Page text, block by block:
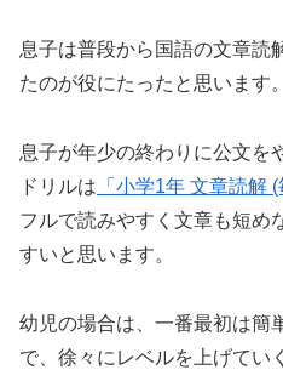
息子は普段から国語の文章読
たのが役にたったと思います。
息子が年少の終わりに公文を
ドリルは 「小学1年 文章読解
フルで読みやすく文章も短め
すいと思います。
幼児の場合は、一番最初は簡
で、徐々にレベルを上げてい